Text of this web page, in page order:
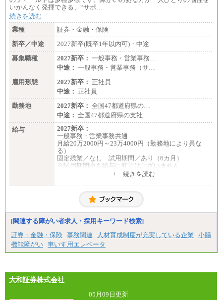
いかんなく発揮できる、“サポ…
続きを読む
業種
証券・金融・保険
新卒／中途
2027新卒(既卒1年以内可)・中途
募集職種
2027新卒： 一般事務・営業事務…
中途： 一般事務・営業事務（サ…
雇用形態
2027新卒： 正社員
中途： 正社員
勤務地
2027新卒： 全国47都道府県の…
中途： 全国47都道府県の支社…
給与
2027新卒：
一般事務・営業事務共通
月給20万2000円～23万4000円（勤務地により異な
る）
固定残業／なし 試用期間／あり（6カ月）
※試用期間中も給与に変更はございません
月給20万2000円～23万4000円（勤務地により異な
固定残業／なし 試用期間／あり（6か月）
+ 続きを読む
[関連する障がい者求人・採用キーワード検索]
証券・金融・保険 事務関連 人材育成制度が充実している企業
小腸
機能障がい 車いす用エレベータ
大和証券株式会社
05月09日更新